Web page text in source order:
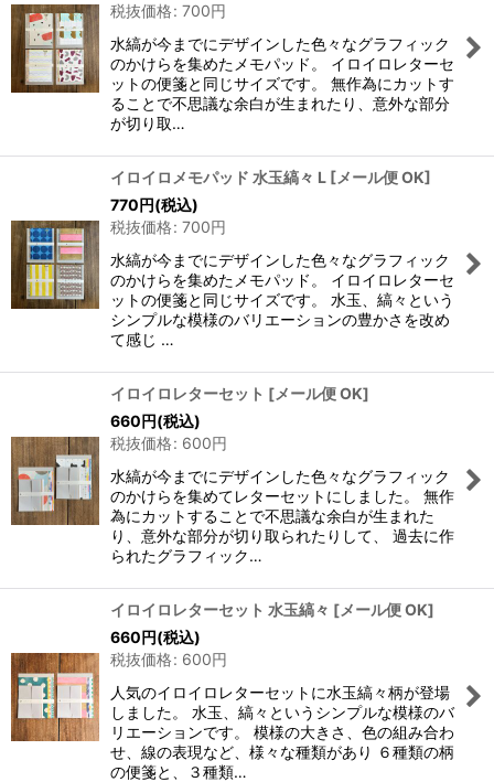
税抜価格: 700円
水縞が今までにデザインした色々なグラフィック
のかけらを集めたメモパッド。 イロイロレターセ
ットの便箋と同じサイズです。 無作為にカットす
ることで不思議な余白が生まれたり、意外な部分
が切り取…
イロイロメモパッド 水玉縞々 L [メール便 OK]
770円(税込)
税抜価格: 700円
水縞が今までにデザインした色々なグラフィック
のかけらを集めたメモパッド。 イロイロレターセ
ットの便箋と同じサイズです。 水玉、縞々という
シンプルな模様のバリエーションの豊かさを改め
て感じ …
イロイロレターセット [メール便 OK]
660円(税込)
税抜価格: 600円
水縞が今までにデザインした色々なグラフィック
のかけらを集めてレターセットにしました。 無作
為にカットすることで不思議な余白が生まれた
り、意外な部分が切り取られたりして、 過去に作
られたグラフィック…
イロイロレターセット 水玉縞々 [メール便 OK]
660円(税込)
税抜価格: 600円
人気のイロイロレターセットに水玉縞々柄が登場
しました。 水玉、縞々というシンプルな模様のバ
リエーションです。 模様の大きさ、色の組み合わ
せ、線の表現など、様々な種類があり ６種類の柄
の便箋と、３種類…